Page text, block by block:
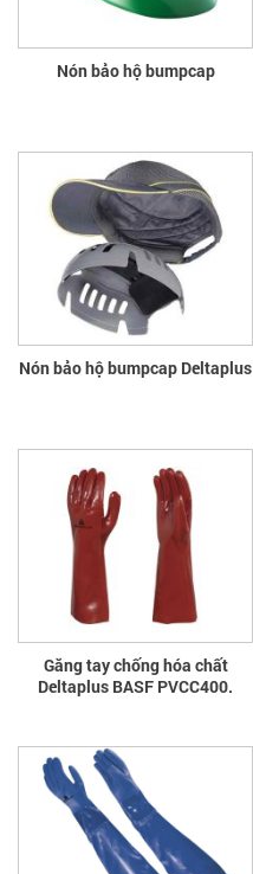
Nón bảo hộ bumpcap
Nón bảo hộ bumpcap Deltaplus
Găng tay chống hóa chất
Deltaplus BASF PVCC400.